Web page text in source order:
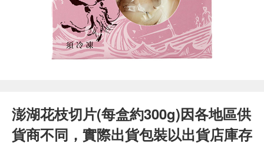
澎湖花枝切片(每盒約300g)因各地區供
貨商不同，實際出貨包裝以出貨店庫存